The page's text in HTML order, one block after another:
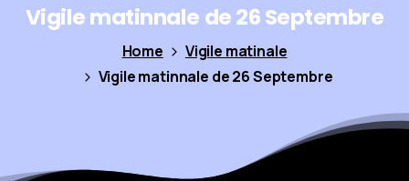
Vigilematinnale de26Septembre
Home
Vigile matinale
Vigile matinnale de 26 Septembre